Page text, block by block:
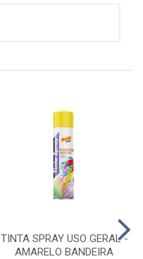
TINTA SPRAY USO GERAL -
AMARELO BANDEIRA